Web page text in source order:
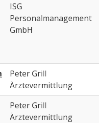
ISG
Personalmanagement
GmbH
Peter Grill
Ärztevermittlung
Peter Grill
Ärztevermittlung